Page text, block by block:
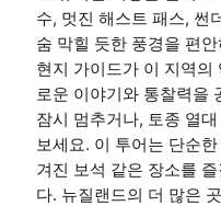
수, 멋진 해스트 패스, 썬
숨 막힐 듯한 풍경을 편
현지 가이드가 이 지역의
로운 이야기와 통찰력을
잠시 멈추거나, 토종 열
보세요. 이 투어는 단순
겨진 보석 같은 장소를
다. 뉴질랜드의 더 많은